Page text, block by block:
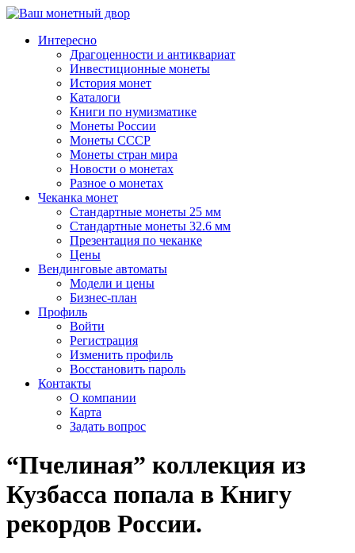
↓
основному
содержимому
Интересно
Драгоценности и антиквариат
Инвестиционные монеты
История монет
Каталоги
Книги по нумизматике
Монеты России
Монеты СССР
Монеты стран мира
Новости о монетах
Разное о монетах
Чеканка монет
Стандартные монеты 25 мм
Стандартные монеты 32.6 мм
Презентация по чеканке
Цены
Вендинговые автоматы
Модели и цены
Бизнес-план
Профиль
Войти
Регистрация
Изменить профиль
Восстановить пароль
Контакты
О компании
Карта
Задать вопрос
“Пчелиная” коллекция из
Кузбасса попала в Книгу
рекордов России.